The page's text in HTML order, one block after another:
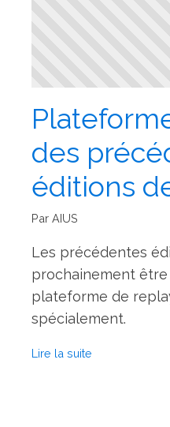
des
éditions
Par AIUS
Les précédentes
prochainement
plateforme de
spécialement.
Lire la suite